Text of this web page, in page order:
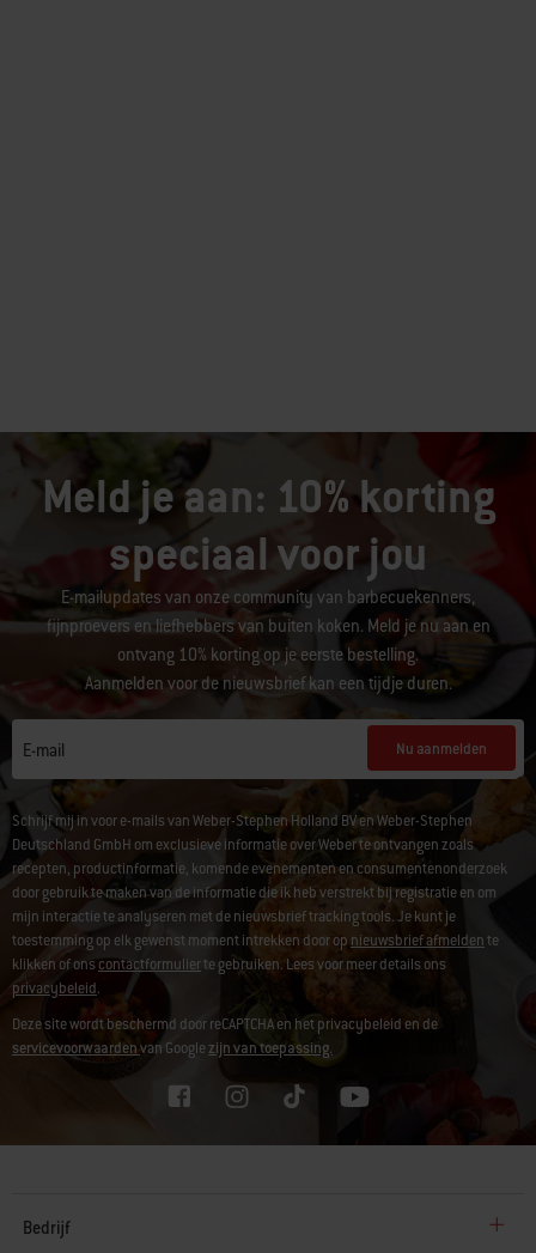
Meld je aan: 10% korting
speciaal voor jou
E-mailupdates van onze community van barbecuekenners,
fijnproevers en liefhebbers van buiten koken. Meld je nu aan en
ontvang 10% korting op je eerste bestelling.
Aanmelden voor de nieuwsbrief kan een tijdje duren.
E-mail Nu aanmelden
Schrijf mij in voor e-mails van Weber-Stephen Holland BV en Weber-Stephen
Deutschland GmbH om exclusieve informatie over Weber te ontvangen zoals
recepten, productinformatie, komende evenementen en consumentenonderzoek
door gebruik te maken van de informatie die ik heb verstrekt bij registratie en om
mijn interactie te analyseren met de nieuwsbrief tracking tools. Je kunt je
toestemming op elk gewenst moment intrekken door op nieuwsbrief afmeldente
klikken of ons contactformulierte gebruiken. Lees voor meer details ons
privacybeleid.
Deze site wordt beschermd door reCAPTCHA en het privacybeleid en de
servicevoorwaardenvan Googlezijn van toepassing.
Bedrijf